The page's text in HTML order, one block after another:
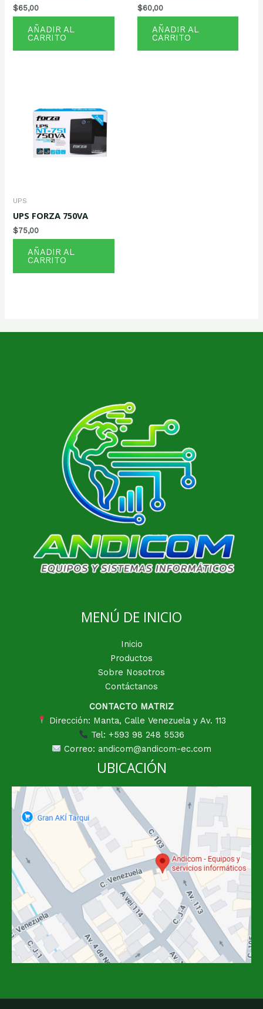
$65,00
AÑADIR AL
CARRITO
$60,00
AÑADIR AL
CARRITO
UPS
UPS FORZA 750VA
$75,00
AÑADIR AL
CARRITO
MENÚ DE INICIO
Inicio
Productos
Sobre Nosotros
Contáctanos
CONTACTO MATRIZ
Dirección: Manta, Calle Venezuela y Av. 113
Tel: +593 98 248 5536
Correo: andicom@andicom-ec.com
UBICACIÓN